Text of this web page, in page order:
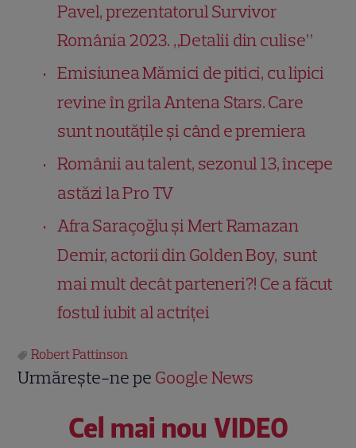
Pavel, prezentatorul Survivor
România 2023. „Detalii din culise”
Emisiunea Mămici de pitici, cu lipici
revine în grila Antena Stars. Care
sunt noutățile și când e premiera
Românii au talent, sezonul 13, începe
astăzi la Pro TV
Afra Saraçoğlu și Mert Ramazan
Demir, actorii din Golden Boy, sunt
mai mult decât parteneri?! Ce a făcut
fostul iubit al actriței
Robert Pattinson
Urmărește-ne pe Google News
Cel mai nou VIDEO